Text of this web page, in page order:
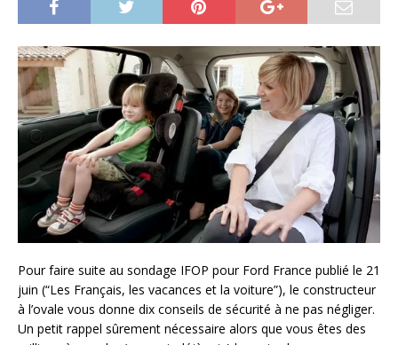
Pour faire suite au sondage IFOP pour Ford France publié le 21
juin (“Les Français, les vacances et la voiture”), le constructeur
à l’ovale vous donne dix conseils de sécurité à ne pas négliger.
Un petit rappel sûrement nécessaire alors que vous êtes des